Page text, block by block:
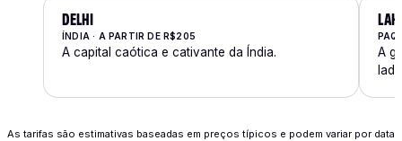
DELHI
ÍNDIA · A PARTIR DE R$205
A capital caótica e cativante da Índia.
A
As tarifas são estimativas baseadas em preços típicos e podem variar por data